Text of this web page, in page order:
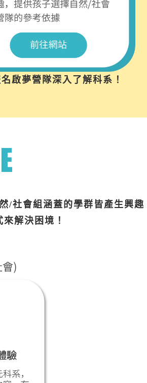
啟夢營隊深入了解科系！
/社會組涵蓋的學群皆產生興趣
解決困境！